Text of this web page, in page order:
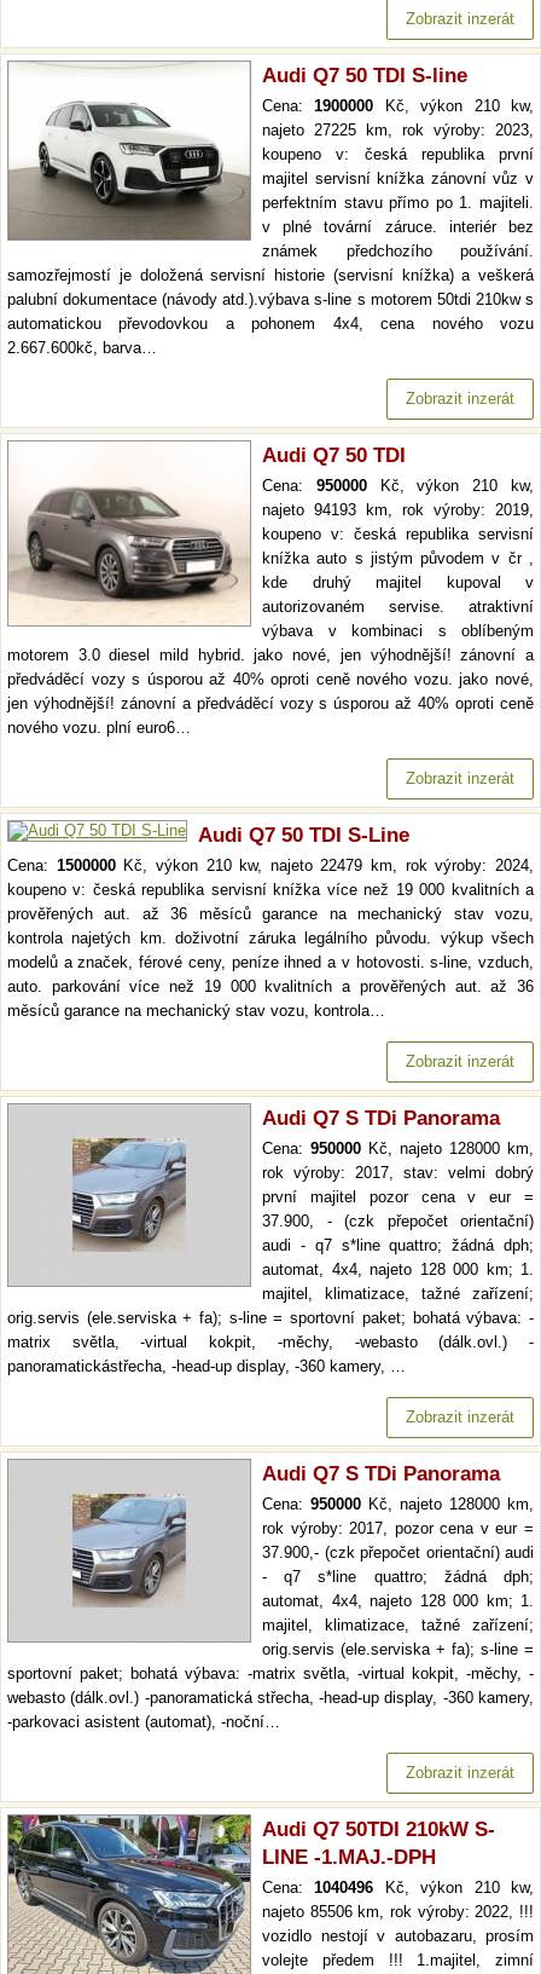
Zobrazit inzerát
Audi Q7 50 TDI S-line
Cena:1900000 Kč, výkon 210 kw,
najeto 27225 km, rok výroby: 2023,
koupeno v: česká republika první
majitel servisní knížka zánovní vůz v
perfektním stavu přímo po 1. majiteli.
v plné tovární záruce. interiér bez
známek předchozího používání.
samozřejmostí je doložená servisní historie (servisní knížka) a veškerá
palubní dokumentace (návody atd.).výbava s-line s motorem 50tdi 210kw s
automatickou převodovkou a pohonem 4x4, cena nového vozu
2.667.600kč, barva…
Zobrazit inzerát
Audi Q7 50 TDI
Cena: 950000Kč, výkon 210 kw,
najeto 94193 km, rok výroby: 2019,
koupeno v: česká republika servisní
knížka auto s jistým původem v čr ,
kde druhý majitel kupoval v
autorizovaném servise. atraktivní
výbava v kombinaci s oblíbeným
motorem 3.0 diesel mild hybrid. jako nové, jen výhodnější! zánovní a
předváděcí vozy s úsporou až 40% oproti ceně nového vozu. jako nové,
jen výhodnější! zánovní a předváděcí vozy s úsporou až 40% oproti ceně
nového vozu. plní euro6…
Zobrazit inzerát
Audi Q7 50 TDI S-Line
Cena: 1500000Kč, výkon 210 kw, najeto 22479 km, rok výroby: 2024,
koupeno v: česká republika servisní knížka více než 19 000 kvalitních a
prověřených aut. až 36 měsíců garance na mechanický stav vozu,
kontrola najetých km. doživotní záruka legálního původu. výkup všech
modelů a značek, férové ceny, peníze ihned a v hotovosti. s-line, vzduch,
auto. parkování více než 19 000 kvalitních a prověřených aut. až 36
měsíců garance na mechanický stav vozu, kontrola…
Zobrazit inzerát
Audi Q7 S TDi Panorama
Cena: 950000 Kč, najeto 128000 km,
rok výroby: 2017, stav: velmi dobrý
první majitel pozor cena v eur =
37.900, - (czk přepočet orientační)
audi - q7 s*line quattro; žádná dph;
automat, 4x4, najeto 128 000 km; 1.
majitel, klimatizace, tažné zařízení;
orig.servis (ele.serviska + fa); s-line = sportovní paket; bohatá výbava: -
matrix světla, -virtual kokpit, -měchy, -webasto (dálk.ovl.) -
panoramatickástřecha, -head-up display, -360 kamery, …
Zobrazit inzerát
Audi Q7 S TDi Panorama
Cena: 950000 Kč, najeto 128000 km,
rok výroby: 2017, pozor cena v eur =
37.900,- (czk přepočet orientační) audi
- q7 s*line quattro; žádná dph;
automat, 4x4, najeto 128 000 km; 1.
majitel, klimatizace, tažné zařízení;
orig.servis (ele.serviska + fa); s-line =
sportovní paket; bohatá výbava: -matrix světla, -virtual kokpit, -měchy, -
webasto (dálk.ovl.) -panoramatická střecha, -head-up display, -360 kamery,
-parkovaci asistent (automat), -noční…
Zobrazit inzerát
Audi Q7 50TDI 210kW S-
LINE -1.MAJ.-DPH
Cena:1040496 Kč, výkon 210 kw,
najeto 85506 km, rok výroby: 2022, !!!
vozidlo nestojí v autobazaru, prosím
volejte předem !!! 1.majitel, zimní